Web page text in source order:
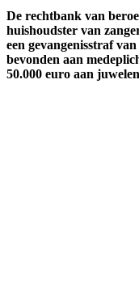
De rechtbank van
huishoudster van
een gevangenisstraf
bevonden aan
50.000 euro aan